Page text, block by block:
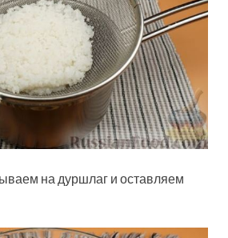
на дуршлаг и оставляем